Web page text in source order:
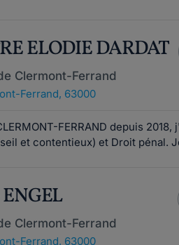
ELODIE DARDAT
Clermont-Ferrand
Ferrand, 63000
FERRAND depuis
et contentieux) et Droit pénal.
Clermont-Ferrand
Ferrand, 63000